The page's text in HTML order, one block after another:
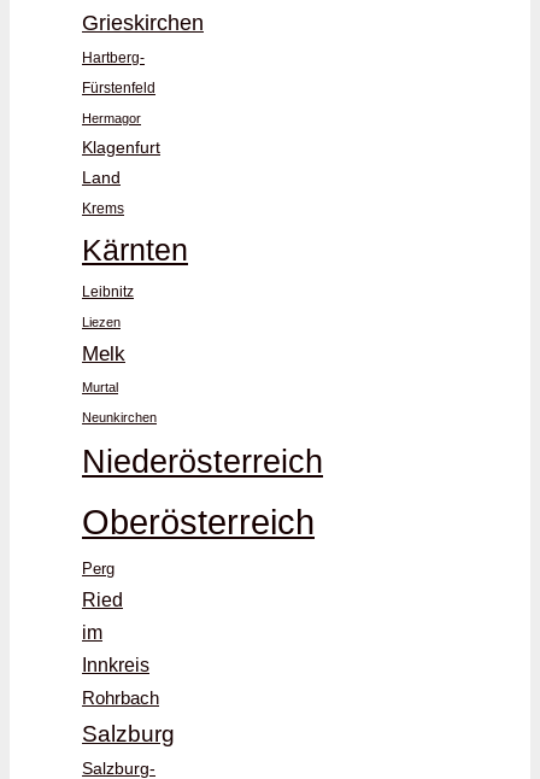
Grieskirchen
Hartberg-
Fürstenfeld
Hermagor
Klagenfurt
Land
Krems
Kärnten
Leibnitz
Liezen
Melk
Murtal
Neunkirchen
Niederösterreich
Oberösterreich
Perg
Ried
im
Innkreis
Rohrbach
Salzburg
Salzburg-